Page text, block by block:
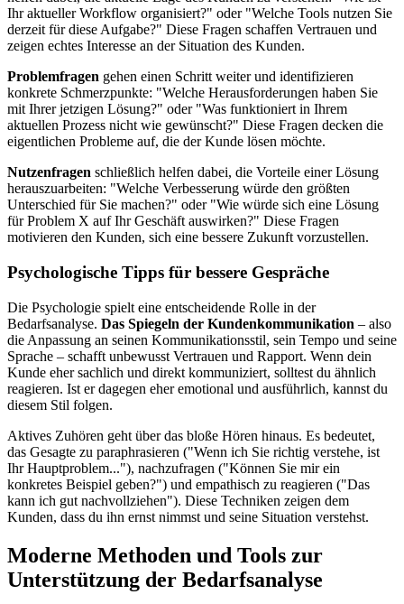
Ihr aktueller Workflow organisiert?" oder "Welche Tools nutzen Sie
derzeit für diese Aufgabe?" Diese Fragen schaffen Vertrauen und
zeigen echtes Interesse an der Situation des Kunden.
Problemfragen gehen einen Schritt weiter und identifizieren
konkrete Schmerzpunkte: "Welche Herausforderungen haben Sie
mit Ihrer jetzigen Lösung?" oder "Was funktioniert in Ihrem
aktuellen Prozess nicht wie gewünscht?" Diese Fragen decken die
eigentlichen Probleme auf, die der Kunde lösen möchte.
Nutzenfragen schließlich helfen dabei, die Vorteile einer Lösung
herauszuarbeiten: "Welche Verbesserung würde den größten
Unterschied für Sie machen?" oder "Wie würde sich eine Lösung
für Problem X auf Ihr Geschäft auswirken?" Diese Fragen
motivieren den Kunden, sich eine bessere Zukunft vorzustellen.
Psychologische Tipps für bessere Gespräche
Die Psychologie spielt eine entscheidende Rolle in der
Bedarfsanalyse. Das Spiegeln der Kundenkommunikation – also
die Anpassung an seinen Kommunikationsstil, sein Tempo und seine
Sprache – schafft unbewusst Vertrauen und Rapport. Wenn dein
Kunde eher sachlich und direkt kommuniziert, solltest du ähnlich
reagieren. Ist er dagegen eher emotional und ausführlich, kannst du
diesem Stil folgen.
Aktives Zuhören geht über das bloße Hören hinaus. Es bedeutet,
das Gesagte zu paraphrasieren ("Wenn ich Sie richtig verstehe, ist
Ihr Hauptproblem..."), nachzufragen ("Können Sie mir ein
konkretes Beispiel geben?") und empathisch zu reagieren ("Das
kann ich gut nachvollziehen"). Diese Techniken zeigen dem
Kunden, dass du ihn ernst nimmst und seine Situation verstehst.
Moderne Methoden und Tools zur
Unterstützung der Bedarfsanalyse